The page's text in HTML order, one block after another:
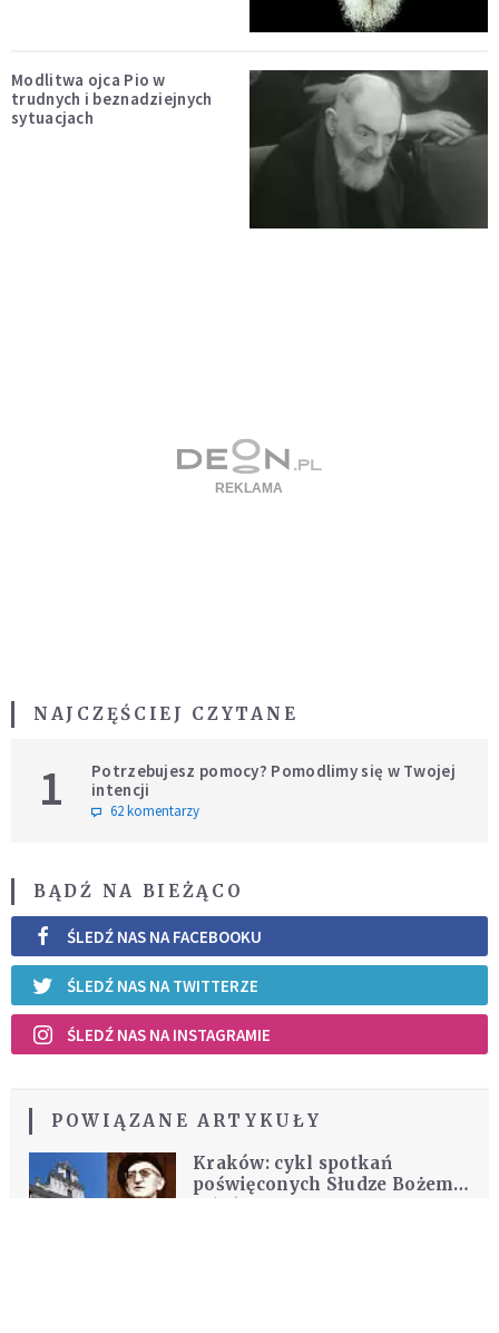
Modlitwa ojca Pio w
trudnych i beznadziejnych
sytuacjach
NAJCZĘŚCIEJ CZYTANE
1
Potrzebujesz pomocy? Pomodlimy się w Twojej
intencji
62 komentarzy
BĄDŹ NA BIEŻĄCO
ŚLEDŹ NAS NA FACEBOOKU
ŚLEDŹ NAS NA TWITTERZE
ŚLEDŹ NAS NA INSTAGRAMIE
POWIĄZANE ARTYKUŁY
Kraków: cykl spotkań
poświęconych Słudze Bożemu
KOŚCIÓŁ